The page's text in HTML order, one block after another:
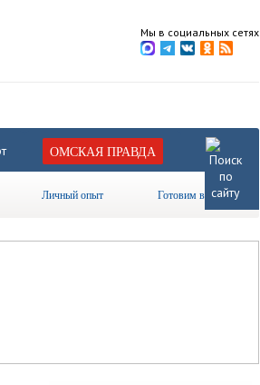
Мы в социальных сетях
ОМСКАЯ ПРАВДА
Личный опыт Готовим вместе